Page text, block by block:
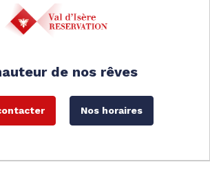
de nos rêves
Nos horaires